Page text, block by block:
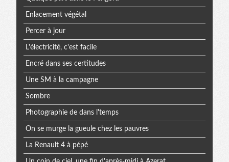
Enlacement végétal
Percer à jour
L'électricité, c'est facile
Encré dans ses certitudes
Une SM à la campagne
Sombre
Photographie de dans l'temps
On se murge la gueule chez les pauvres
La Renault 4 à pépé